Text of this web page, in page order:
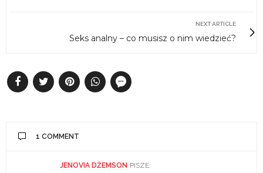
NEXT ARTICLE
Seks analny – co musisz o nim wiedzieć?
1 COMMENT
JENOVIA DŻEMSON PISZE: